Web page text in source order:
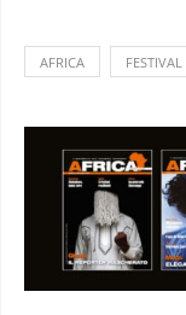
AFRICA FESTIVAL